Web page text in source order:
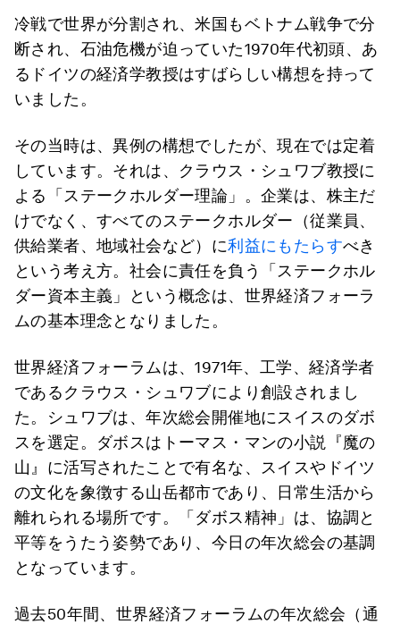
冷戦で世界が分割され、米国もベトナム戦争で分
断され、石油危機が迫っていた1970年代初頭、あ
るドイツの経済学教授はすばらしい構想を持って
いました。
その当時は、異例の構想でしたが、現在では定着
しています。それは、クラウス・シュワブ教授に
よる「ステークホルダー理論」。企業は、株主だ
けでなく、すべてのステークホルダー（従業員、
供給業者、地域社会など）に利益にもたらすべき
という考え方。社会に責任を負う「ステークホル
ダー資本主義」という概念は、世界経済フォーラ
ムの基本理念となりました。
世界経済フォーラムは、1971年、工学、経済学者
であるクラウス・シュワブにより創設されまし
た。シュワブは、年次総会開催地にスイスのダボ
スを選定。ダボスはトーマス・マンの小説『魔の
山』に活写されたことで有名な、スイスやドイツ
の文化を象徴する山岳都市であり、日常生活から
離れられる場所です。「ダボス精神」は、協調と
平等をうたう姿勢であり、今日の年次総会の基調
となっています。
過去50年間、世界経済フォーラムの年次総会（通